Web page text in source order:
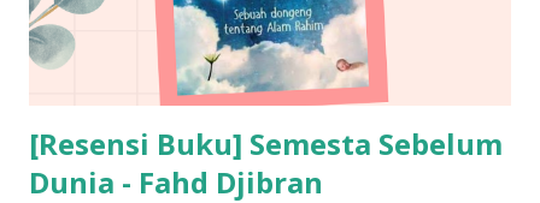
[Resensi Buku] Semesta Sebelum
Dunia - Fahd Djibran